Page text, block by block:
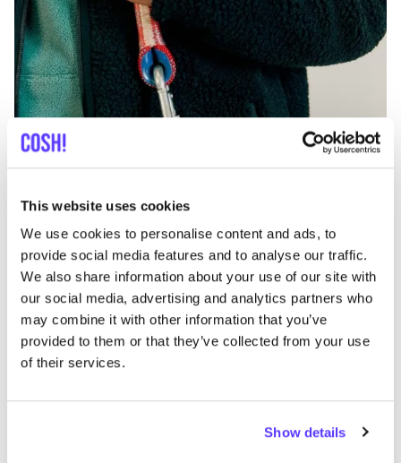
This website uses cookies
We use cookies to personalise content and ads, to
provide social media features and to analyse our traffic.
We also share information about your use of our site with
our social media, advertising and analytics partners who
may combine it with other information that you’ve
provided to them or that they’ve collected from your use
of their services.
Show detailsPreviousNext